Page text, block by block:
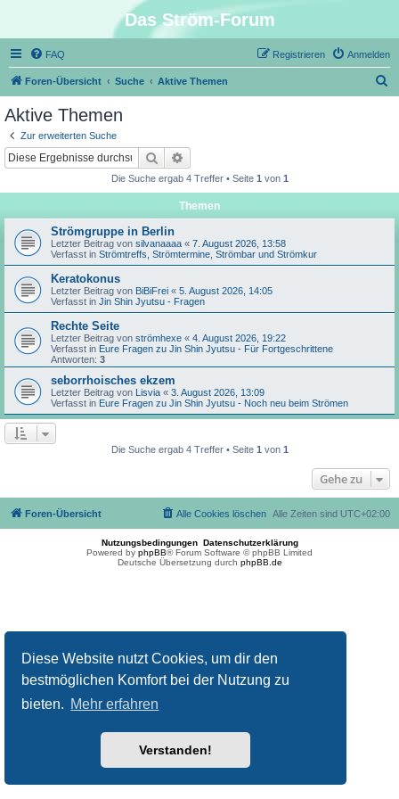
Diese Website nutzt Cookies, um dir den
bestmöglichen Komfort bei der Nutzung zu
bieten. Mehr erfahren
Verstanden!
Das Ström-Forum
FAQ Anmelden
Registrieren
Foren-Übersicht Suche Aktive Themen
Aktive Themen
Zur erweiterten Suche
Suche
Die Suche ergab 4 Treffer • Seite 1 von 1
Themen
Strömgruppe in Berlin
Letzter Beitrag von silvanaaaa « 7. August 2026, 13:58
Verfasst in Strömtreffs, Strömtermine, Strömbar und Strömkur
Keratokonus
Letzter Beitrag von BiBiFrei « 5. August 2026, 14:05
Verfasst in Jin Shin Jyutsu - Fragen
Rechte Seite
Letzter Beitrag von strömhexe « 4. August 2026, 19:22
Verfasst in Eure Fragen zu Jin Shin Jyutsu - Für Fortgeschrittene
Antworten: 3
seborrhoisches ekzem
Letzter Beitrag von Lisvia « 3. August 2026, 13:09
Verfasst in Eure Fragen zu Jin Shin Jyutsu - Noch neu beim Strömen
Die Suche ergab 4 Treffer • Seite 1 von 1
Gehe zu
Foren-Übersicht Alle Zeiten sind UTC+02:00
Alle Cookies löschen
Nutzungsbedingungen Datenschutzerklärung
Powered by phpBB® Forum Software © phpBB Limited
Deutsche Übersetzung durch phpBB.de